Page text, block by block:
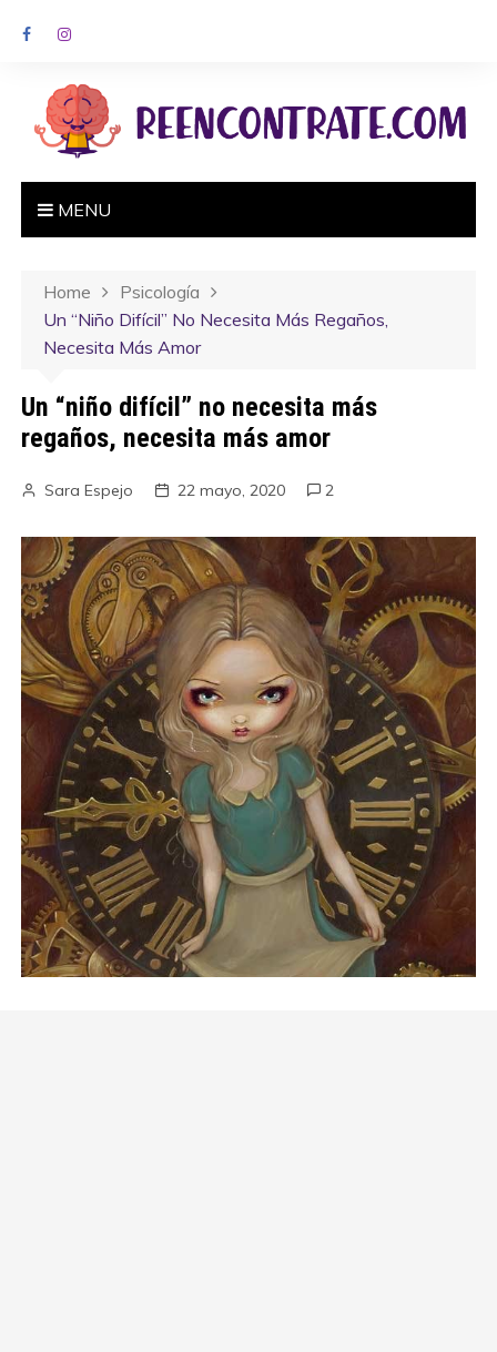
MENU
Home
Psicología
Un “niño Difícil” No Necesita Más Regaños,
Necesita Más Amor
Un “niño difícil” no necesita más
regaños, necesita más amor
Sara Espejo 22 mayo, 2020 2